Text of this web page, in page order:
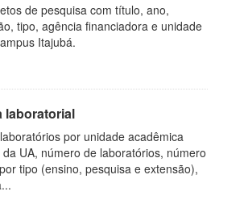
de pesquisa com título, ano,
tipo, agência financiadora e unidade
Itajubá.
laboratorial
por unidade acadêmica
UA, número de laboratórios, número
tipo (ensino, pesquisa e extensão),